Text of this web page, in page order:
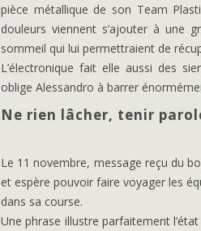
pièce métallique de son Team
douleurs viennent s’ajouter à une
sommeil qui lui permettraient de
L’électronique fait elle aussi des
oblige Alessandro à barrer
Ne rien lâcher, tenir
Le 11 novembre, message reçu du
et espère pouvoir faire voyager les
dans sa course.
Une phrase illustre parfaitement